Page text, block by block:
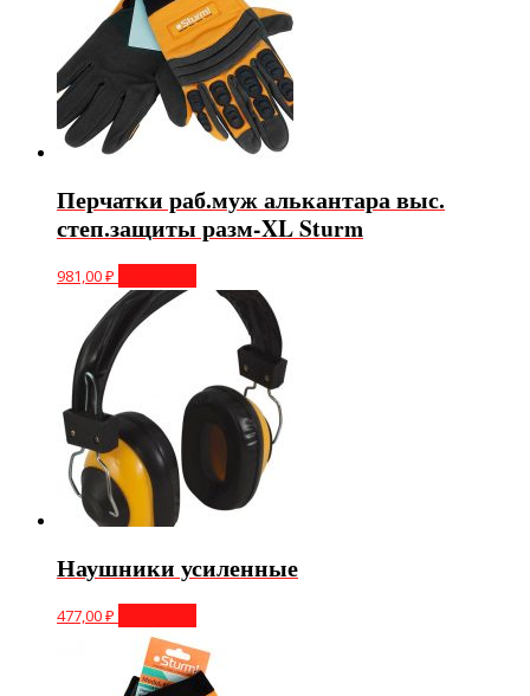
Перчатки раб.муж алькантара выс.
степ.защиты разм-XL Sturm
981,00₽
Наушники усиленные
477,00₽